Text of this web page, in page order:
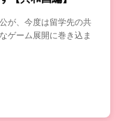
が、今度は留学先の共
ゲーム展開に巻き込ま